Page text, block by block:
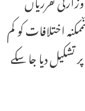
اختلافات کو کم
تشکیل دیا جا سکے